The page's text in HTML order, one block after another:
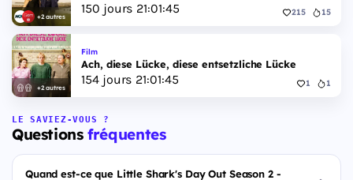
+2 autres
150 jours 21:01:44 215 15
+2 autres
Film
Ach, diese Lücke, diese entsetzliche Lücke
154jours 21:01:44 1 1
LE SAVIEZ-VOUS ?
Questionsfréquentes
Quand est-ce que Little Shark's Day Out Season 2 -